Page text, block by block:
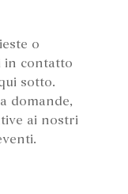
o
in contatto
sotto.
domande,
ai nostri